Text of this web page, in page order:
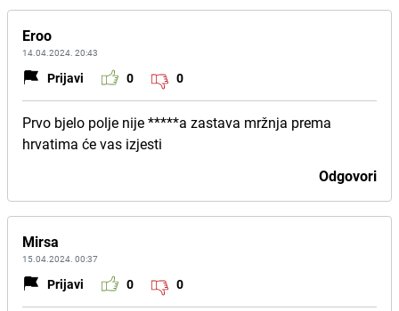
Eroo
14.04.2024. 20:43
Prijavi 0 0
Prvo bjelo polje nije *****a zastava mržnja prema
hrvatima će vas izjesti
Odgovori
Mirsa
15.04.2024. 00:37
Prijavi 0 0